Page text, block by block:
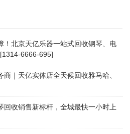
！北京天亿乐器一站式回收钢琴、电
6666-695]
｜天亿实体店全天候回收雅马哈、
回收销售新标杆，全城最快一小时上